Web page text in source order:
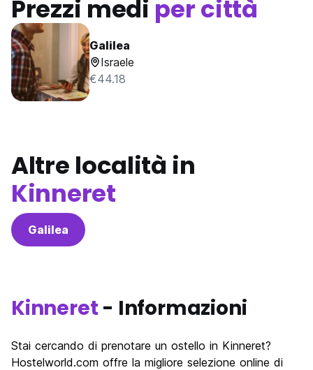
Prezzi medi per città
Galilea
Israele
€44.18
Altre località in
Kinneret
Galilea
Kinneret - Informazioni
Stai cercando di prenotare un ostello in Kinneret?
Hostelworld.com offre la migliore selezione online di